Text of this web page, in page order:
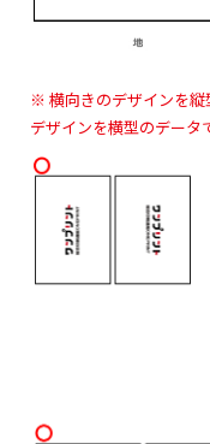
※ 横向きのデザインを縦
デザインを横型のデータ